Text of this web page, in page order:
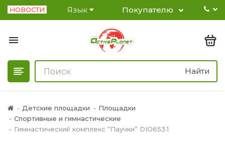
НОВОСТИ Язык Покупателю
Найти
Детские площадки
Площадки
Спортивные и гимнастические
Гимнастический комплекс “Паучки” DIO653.1